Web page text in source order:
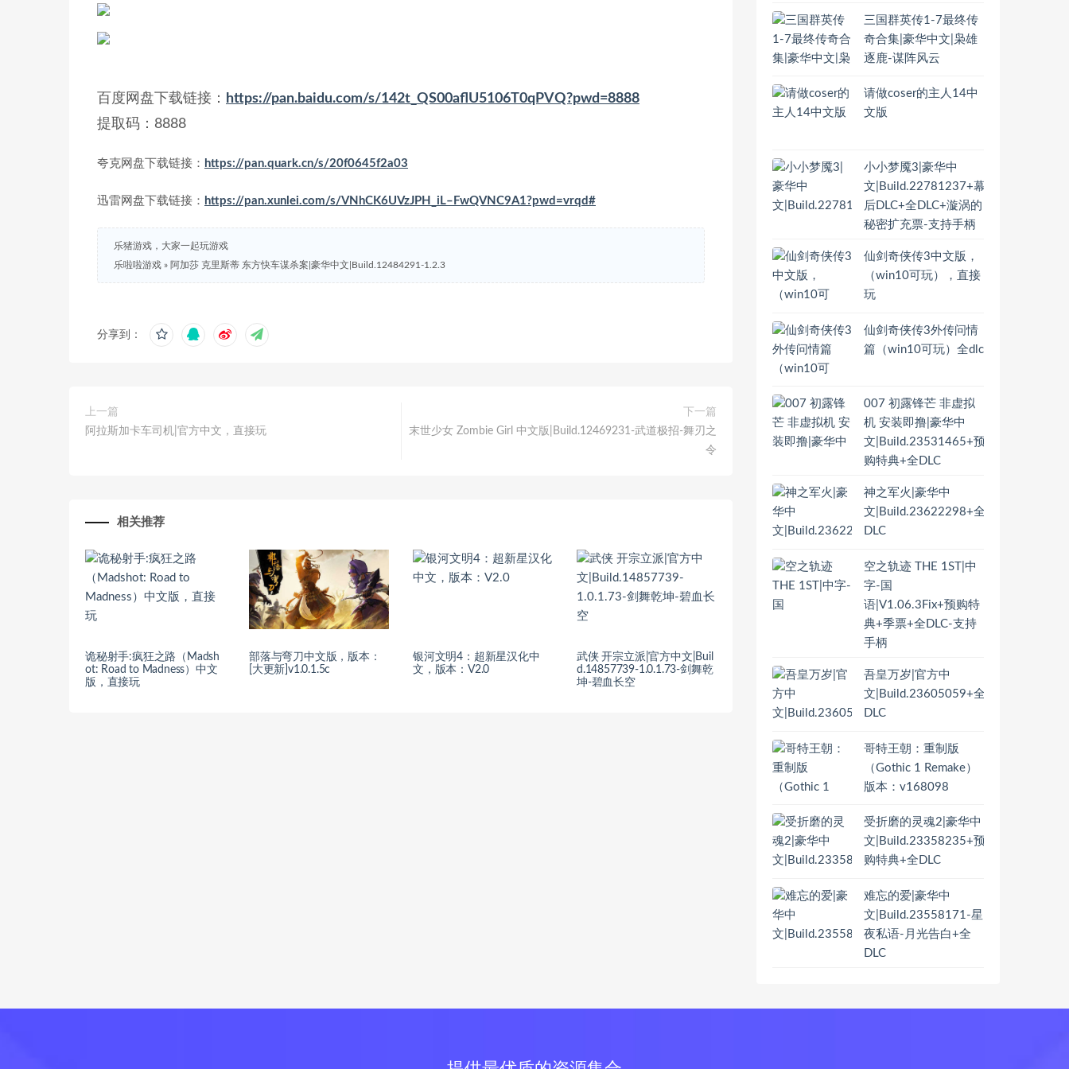
百度网盘下载链接：
https://pan.baidu.com/s/142t_QS00aflU5106T0qPVQ?pwd=8888
提取码：8888
夸克网盘下载链接： https://pan.quark.cn/s/20f0645f2a03
迅雷网盘下载链接： https://pan.xunlei.com/s/VNhCK6UVzJPH_iL–FwQVNC9A1?pwd=vrqd#
乐猪游戏，大家一起玩游戏
乐啦啦游戏 » 阿加莎 克里斯蒂 东方快车谋杀案|豪华中文|Build.12484291-1.2.3
分享到：
上一篇
阿拉斯加卡车司机|官方中文，直接玩
下一篇
末世少女 Zombie Girl 中文版|Build.12469231-武道极招-舞刃之
令
相关推荐
诡秘射手:疯狂之路（Madsh
ot: Road to Madness）中文
版，直接玩
部落与弯刀中文版，版本：
[大更新]v1.0.1.5c
银河文明4：超新星汉化中
文，版本：V2.0
武侠 开宗立派|官方中文|Buil
d.14857739-1.0.1.73-剑舞乾
坤-碧血长空
三国群英传1-7最终传
奇合集|豪华中文|枭雄
逐鹿-谋阵风云
请做coser的主人14中
文版
小小梦魇3|豪华中
文|Build.22781237+幕
后DLC+全DLC+漩涡的
秘密扩充票-支持手柄
仙剑奇侠传3中文版，
（win10可玩），直接
玩
仙剑奇侠传3外传问情
篇（win10可玩）全dlc
007 初露锋芒 非虚拟
机 安装即撸|豪华中
文|Build.23531465+预
购特典+全DLC
神之军火|豪华中
文|Build.23622298+全
DLC
空之轨迹 THE 1ST|中
字-国
语|V1.06.3Fix+预购特
典+季票+全DLC-支持
手柄
吾皇万岁|官方中
文|Build.23605059+全
DLC
哥特王朝：重制版
（Gothic 1 Remake）
版本：v168098
受折磨的灵魂2|豪华中
文|Build.23358235+预
购特典+全DLC
难忘的爱|豪华中
文|Build.23558171-星
夜私语-月光告白+全
DLC